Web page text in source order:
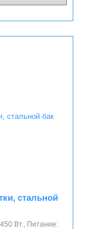
стальной
Вт., Питание: